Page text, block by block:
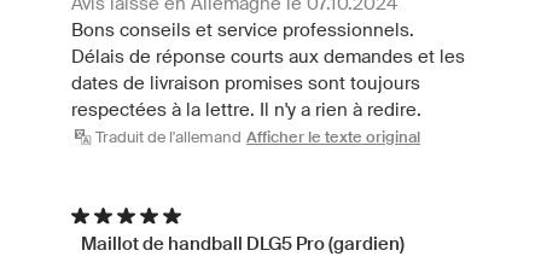
Bons conseils et service professionnels.
Délais de réponse courts aux demandes et les
dates de livraison promises sont toujours
respectées à la lettre. Il n'y a rien à redire.
Traduit de l'allemand Afficher le texte original
Maillot de handball DLG5 Pro (gardien)